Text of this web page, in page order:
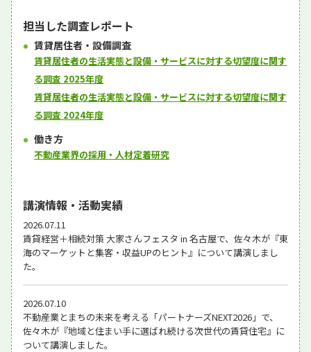
担当した調査レポート
賃貸居住者・設備調査
賃貸居住者の生活実態と設備・サービスに対する切望度に関す
る調査 2025年度
賃貸居住者の生活実態と設備・サービスに対する切望度に関す
る調査 2024年度
働き方
不動産業界の採用・人材定着研究
講演情報・活動実績
2026.07.11
賃貸経営＋相続対策 大家さんフェスタ in 名古屋で、佐々木が『東
海のマーケットと集客・収益UPのヒント』について講演しまし
た。
2026.07.10
不動産業とまちの未来を考える「パートナーズNEXT2026」で、
佐々木が『地域と住まい手に選ばれ続ける次世代の賃貸住宅』に
ついて講演しました。